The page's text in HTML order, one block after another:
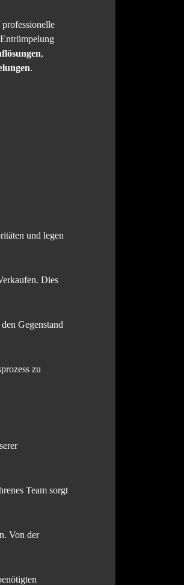
,
.
und legen
Dies
Gegenstand
zu
Team sorgt
Von der